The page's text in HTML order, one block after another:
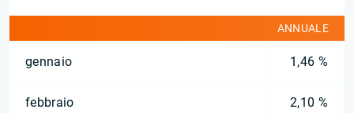
ANNUALE
gennaio 1,46 %
febbraio 2,10 %